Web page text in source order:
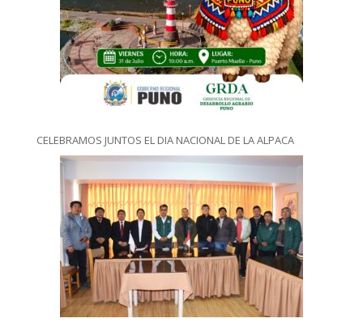
CELEBRAMOS JUNTOS EL DIA NACIONAL DE LA ALPACA